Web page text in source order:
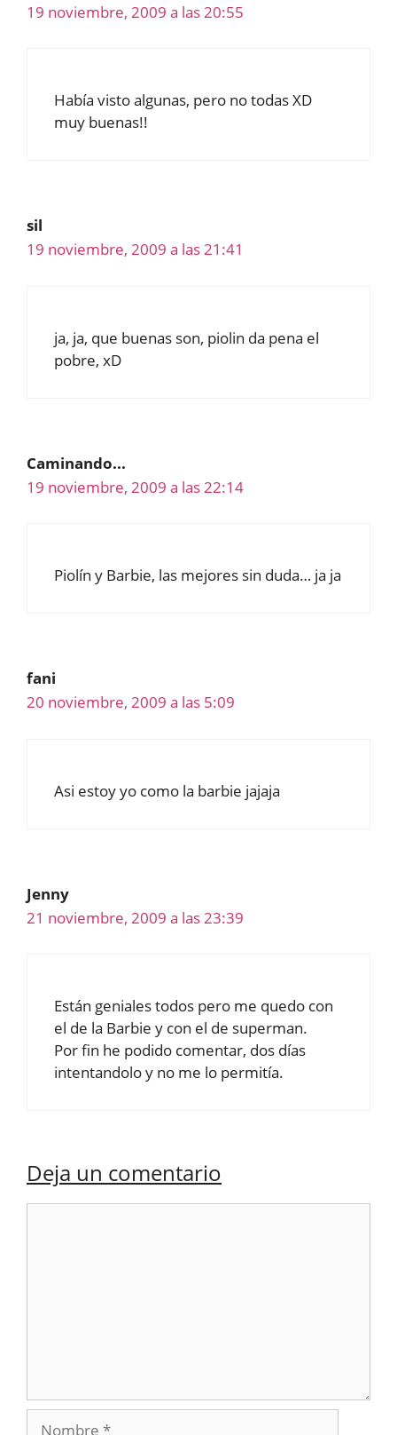
19 noviembre, 2009 a las 20:55
Había visto algunas, pero no todas XD
muy buenas!!
sil
19 noviembre, 2009 a las 21:41
ja, ja, que buenas son, piolin da pena el
pobre, xD
Caminando...
19 noviembre, 2009 a las 22:14
Piolín y Barbie, las mejores sin duda… ja ja
fani
20 noviembre, 2009 a las 5:09
Asi estoy yo como la barbie jajaja
Jenny
21 noviembre, 2009 a las 23:39
Están geniales todos pero me quedo con
el de la Barbie y con el de superman.
Por fin he podido comentar, dos días
intentandolo y no me lo permitía.
Deja un comentario
Nombre